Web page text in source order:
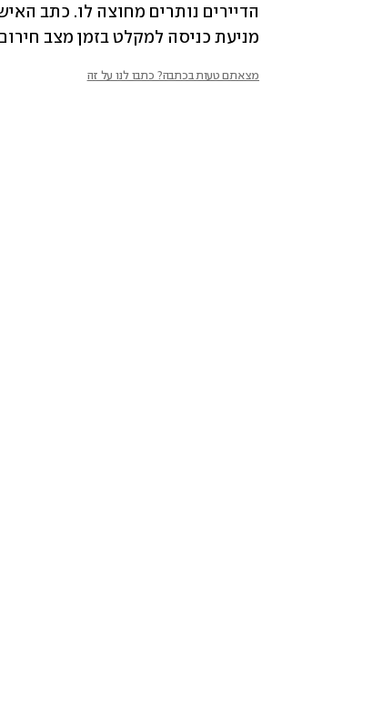
מניעת כניסה למקלט בזמן מצב
מצאתם טעות בכתבה? כתבו לנו על זה